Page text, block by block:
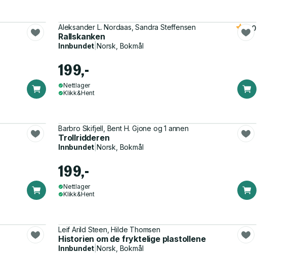
Aleksander L. Nordaas, Sandra Steffensen
Rallskanken
5.0
Innbundet |Norsk, Bokmål
199,-
Nettlager
Klikk&Hent
Barbro Skifjell, Bent H. Gjone og 1 annen
Trollridderen
Innbundet |Norsk, Bokmål
199,-
Nettlager
Klikk&Hent
Leif Arild Steen, Hilde Thomsen
Historien om de fryktelige plastollene
Innbundet |Norsk, Bokmål